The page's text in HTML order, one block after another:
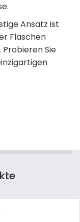
Ansatz ist
Flaschen
Sie